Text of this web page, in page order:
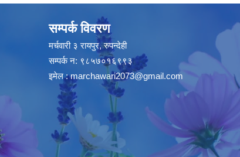
सम्पर्क विवरण
मर्चवारी ३ रायपुर, रुपन्देही
सम्पर्क न: ९८५७०१६९९३
इमेल :marchawari2073@gmail.com